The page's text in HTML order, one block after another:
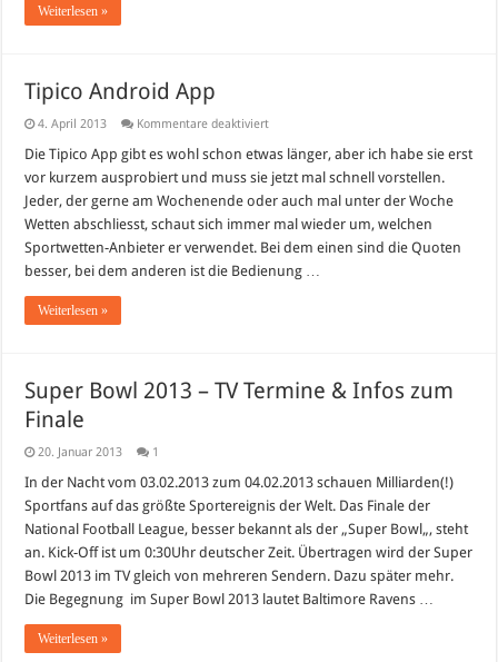
Weiterlesen »
Tipico Android App
4. April 2013 Kommentare deaktiviertfür
Android
Die Tipico App gibt es wohl schon etwas länger, aber ich habe sie erst
vor kurzem ausprobiert und muss sie jetzt mal schnell vorstellen.
Jeder, der gerne am Wochenende oder auch mal unter der Woche
Wetten abschliesst, schaut sich immer mal wieder um, welchen
Sportwetten-Anbieter er verwendet. Bei dem einen sind die Quoten
besser, bei dem anderen ist die Bedienung …
Weiterlesen »
Super Bowl 2013 – TV Termine & Infos zum
Finale
20. Januar 2013 1
In der Nacht vom 03.02.2013 zum 04.02.2013 schauen Milliarden(!)
Sportfans auf das größte Sportereignis der Welt. Das Finale der
National Football League, besser bekannt als der „Super Bowl„, steht
an. Kick-Off ist um 0:30Uhr deutscher Zeit. Übertragen wird der Super
Bowl 2013 im TV gleich von mehreren Sendern. Dazu später mehr.
Die Begegnung im Super Bowl 2013 lautet Baltimore Ravens …
Weiterlesen »